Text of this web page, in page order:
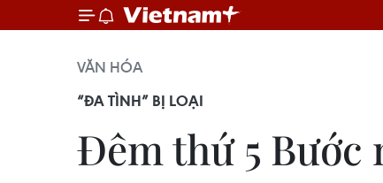
VĂN HÓA
“ĐA TÌNH” BỊ LOẠI
Đêm thứ 5 Bước